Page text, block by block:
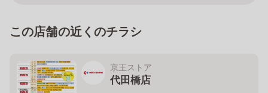
この店舗の近くのチラシ
京王ストア
代田橋店